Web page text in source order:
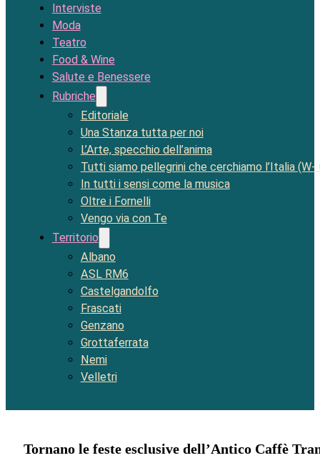
Interviste
Moda
Teatro
Food & Wine
Salute e Benessere
Rubriche
Editoriale
Una Stanza tutta per noi
L’Arte, specchio dell’anima
Tutti siamo pellegrini che cerchiamo l’Italia (W-
In tutti i sensi come la musica
Oltre i Fornelli
Vengo via con Te
Territorio
Albano
ASL RM6
Castelgandolfo
Frascati
Genzano
Grottaferrata
Nemi
Velletri
Tornano le feste esclusive dell’Antico Caffè